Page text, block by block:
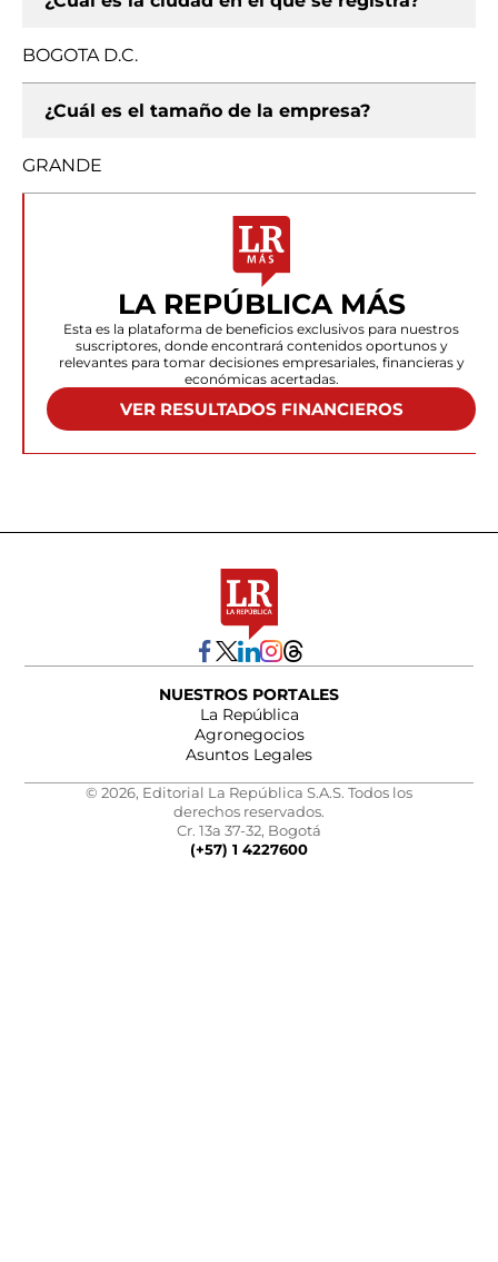
BOGOTA D.C.
¿Cuál es el tamaño de la empresa?
GRANDE
LA REPÚBLICA MÁS
Esta es la plataforma de beneficios exclusivos para nuestros
suscriptores, donde encontrará contenidos oportunos y
relevantes para tomar decisiones empresariales, financieras y
económicas acertadas.
VER RESULTADOS FINANCIEROS
NUESTROS PORTALES
La República
Agronegocios
Asuntos Legales
© 2026, Editorial La República S.A.S. Todos los
derechos reservados.
Cr. 13a 37-32, Bogotá
(+57) 1 4227600